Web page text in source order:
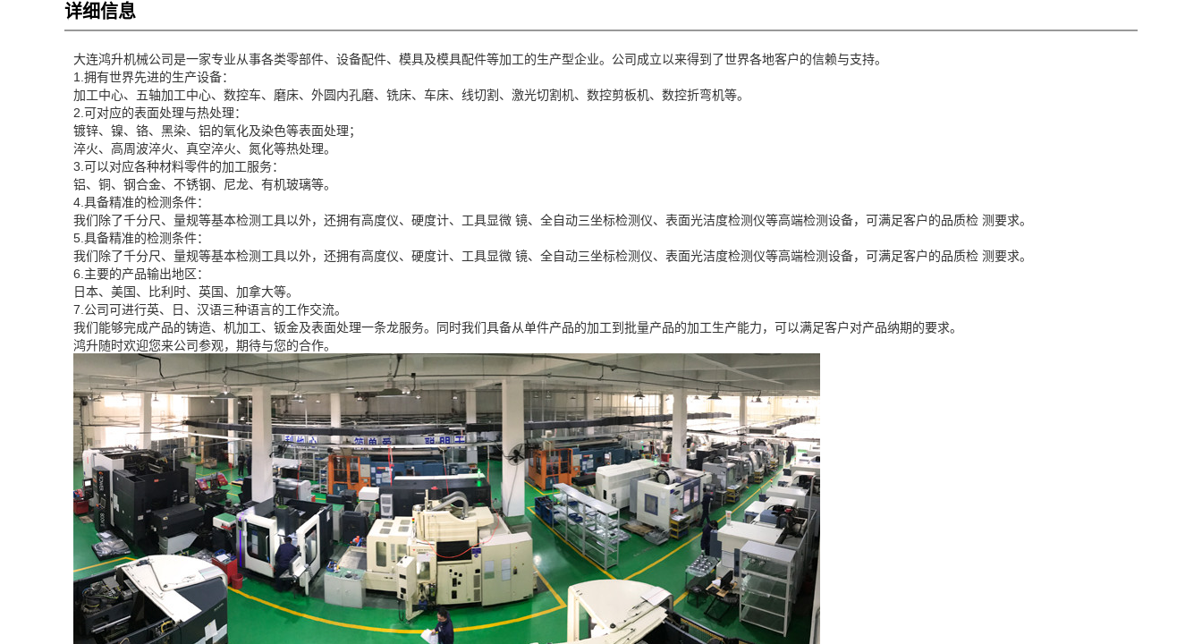
详细信息
大连鸿升机械公司是一家专业从事各类零部件、设备配件、模具及模具配件等加工的生产型企业。公司成立以来得到了世界各地客户的信赖与支持。
1.拥有世界先进的生产设备：
加工中心、五轴加工中心、数控车、磨床、外圆内孔磨、铣床、车床、线切割、激光切割机、数控剪板机、数控折弯机等。
2.可对应的表面处理与热处理：
镀锌、镍、铬、黑染、铝的氧化及染色等表面处理；
淬火、高周波淬火、真空淬火、氮化等热处理。
3.可以对应各种材料零件的加工服务：
铝、铜、钢合金、不锈钢、尼龙、有机玻璃等。
4.具备精准的检测条件：
我们除了千分尺、量规等基本检测工具以外，还拥有高度仪、硬度计、工具显微 镜、全自动三坐标检测仪、表面光洁度检测仪等高端检测设备，可满足客户的品质检 测要求。
5.具备精准的检测条件：
我们除了千分尺、量规等基本检测工具以外，还拥有高度仪、硬度计、工具显微 镜、全自动三坐标检测仪、表面光洁度检测仪等高端检测设备，可满足客户的品质检 测要求。
6.主要的产品输出地区：
日本、美国、比利时、英国、加拿大等。
7.公司可进行英、日、汉语三种语言的工作交流。
我们能够完成产品的铸造、机加工、钣金及表面处理一条龙服务。同时我们具备从单件产品的加工到批量产品的加工生产能力，可以满足客户对产品纳期的要求。
鸿升随时欢迎您来公司参观，期待与您的合作。